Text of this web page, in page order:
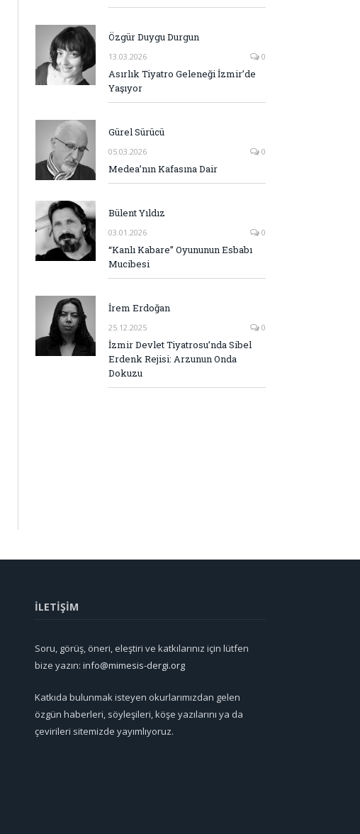
Özgür Duygu Durgun
13.03.2026 0
Asırlık Tiyatro Geleneği İzmir’de
Yaşıyor
Gürel Sürücü
05.03.2026 0
Medea’nın Kafasına Dair
Bülent Yıldız
03.01.2026 0
“Kanlı Kabare” Oyununun Esbabı
Mucibesi
İrem Erdoğan
25.12.2025 0
İzmir Devlet Tiyatrosu’nda Sibel
Erdenk Rejisi: Arzunun Onda
Dokuzu
İLETİŞİM
Soru, görüş, öneri, eleştiri ve katkılarınız için lütfen
bize yazın: info@mimesis-dergi.org
Katkıda bulunmak isteyen okurlarımızdan gelen
özgün haberleri, söyleşileri, köşe yazılarını ya da
çevirileri sitemizde yayımlıyoruz.